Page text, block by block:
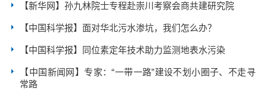
【新华网】孙九林院士专程赴崇川考察会商共建研究院
【中国科学报】面对华北污水渗坑，我们怎么办？
【中国科学报】同位素定年技术助力监测地表水污染
【中国新闻网】专家：“一带一路”建设不划小圈子、不走寻
常路